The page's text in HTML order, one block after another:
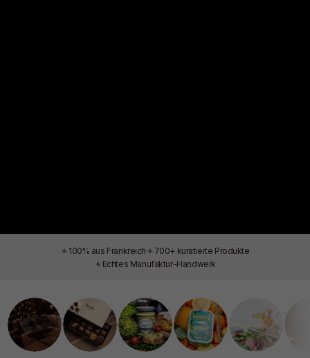
✦ 100% aus Frankreich ✦ 700+ kuratierte Produkte
✦ Echtes Manufaktur-Handwerk